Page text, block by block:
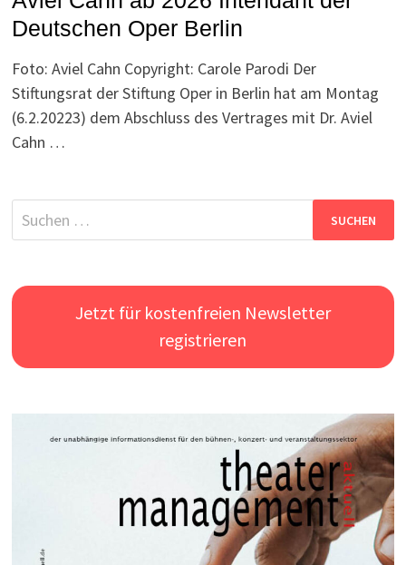
Deutschen Oper Berlin
Foto: Aviel Cahn Copyright: Carole Parodi Der
Stiftungsrat der Stiftung Oper in Berlin hat am Montag
(6.2.20223) dem Abschluss des Vertrages mit Dr. Aviel
Cahn …
Suchen
nach:
Jetzt für kostenfreien Newsletter
registrieren